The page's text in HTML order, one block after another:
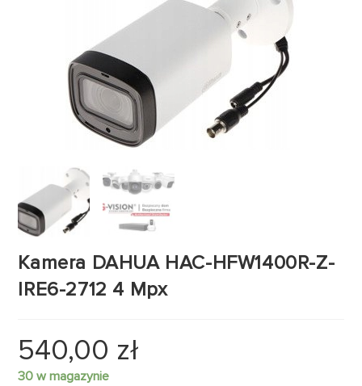
Kamera DAHUA HAC-HFW1400R-Z-
IRE6-2712 4 Mpx
540,00 zł
30 w magazynie